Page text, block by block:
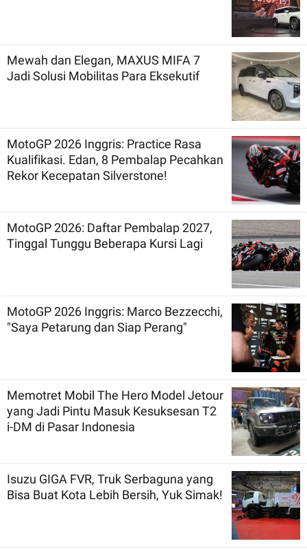
Mewah dan Elegan, MAXUS MIFA 7
Jadi Solusi Mobilitas Para Eksekutif
MotoGP 2026 Inggris: Practice Rasa
Kualifikasi. Edan, 8 Pembalap Pecahkan
Rekor Kecepatan Silverstone!
MotoGP 2026: Daftar Pembalap 2027,
Tinggal Tunggu Beberapa Kursi Lagi
MotoGP 2026 Inggris: Marco Bezzecchi,
"Saya Petarung dan Siap Perang"
Memotret Mobil The Hero Model Jetour
yang Jadi Pintu Masuk Kesuksesan T2
i-DM di Pasar Indonesia
Isuzu GIGA FVR, Truk Serbaguna yang
Bisa Buat Kota Lebih Bersih, Yuk Simak!